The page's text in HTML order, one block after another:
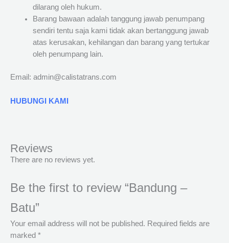
dilarang oleh hukum.
Barang bawaan adalah tanggung jawab penumpang
sendiri tentu saja kami tidak akan bertanggung jawab
atas kerusakan, kehilangan dan barang yang tertukar
oleh penumpang lain.
Email: admin@calistatrans.com
HUBUNGI KAMI
Reviews
There are no reviews yet.
Be the first to review “Bandung –
Batu”
Your email address will not be published. Required fields are
marked *